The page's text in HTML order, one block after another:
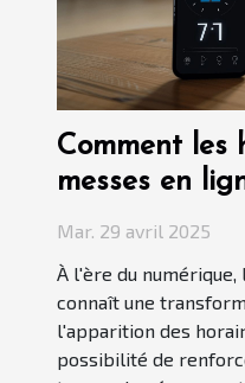
Comment les
messes en
Mar. 29 avril 2025
À l'ère du
connaît une
l'apparition des
possibilité de